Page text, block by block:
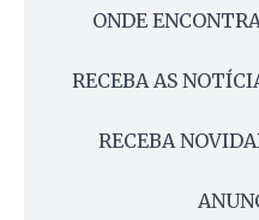
ONDE
RECEBA AS
RECEBA